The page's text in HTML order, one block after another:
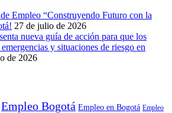
Empleo “Construyendo Futuro con la
27 de julio de 2026
nueva guía de acción para que los
y situaciones de riesgo en
de 2026
Empleo Bogotá Empleo en Bogotá Empleo